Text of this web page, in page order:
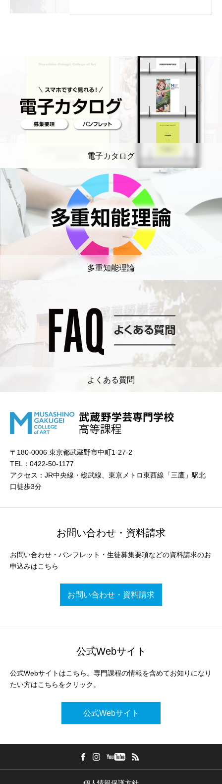
電子カタログ
多重知能理論
よくある質問
〒180-0006 東京都武蔵野市中町1-27-2
TEL：0422-50-1177
アクセス：JR中央線・総武線、東京メトロ東西線「三鷹」駅北
口徒歩3分
お問い合わせ・資料請求
お問い合わせ・パンフレット・生徒募集要項などの資料請求のお
申込みはこちら
お問い合わせ・資料請求
公式Webサイト
公式Webサイトはこちら。専門課程の情報を含めてお知りになり
たい方はこちらをクリック。
公式Webサイト